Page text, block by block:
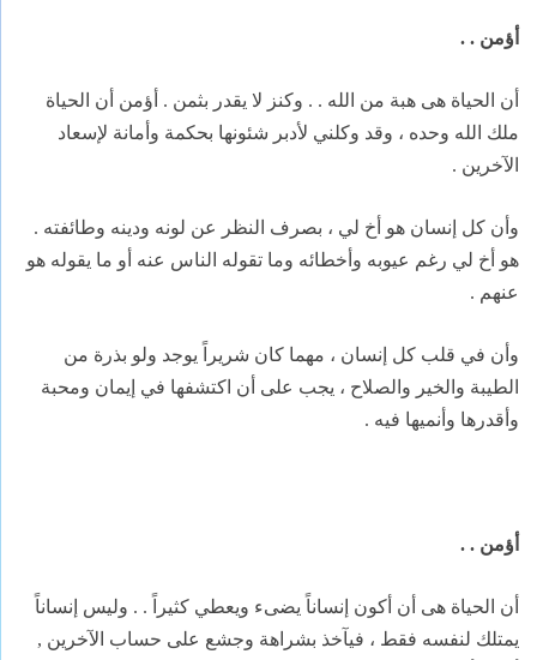
أؤمن . .
أن الحياة هى هبة من الله . . وكنز لا يقدر بثمن . أؤمن أن الحياة
ملك الله وحده ، وقد وكلني لأدبر شئونها بحكمة وأمانة لإسعاد
الآخرين .
وأن كل إنسان هو أخ لي ، بصرف النظر عن لونه ودينه وطائفته .
هو أخ لي رغم عيوبه وأخطائه وما تقوله الناس عنه أو ما يقوله هو
عنهم .
وأن في قلب كل إنسان ، مهما كان شريراً يوجد ولو بذرة من
الطيبة والخير والصلاح ، يجب على أن اكتشفها في إيمان ومحبة
وأقدرها وأنميها فيه .
أؤمن . .
أن الحياة هى أن أكون إنساناً يضىء ويعطي كثيراً . . وليس إنساناً
يمتلك لنفسه فقط ، فيآخذ بشراهة وجشع على حساب الآخرين ,